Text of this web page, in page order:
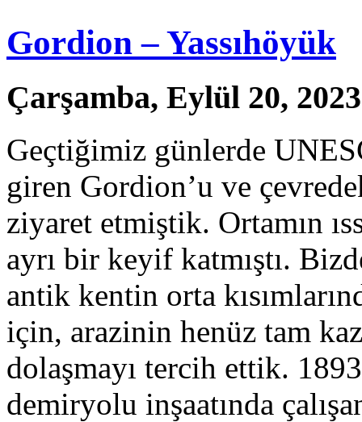
Gordion – Yassıhöyük
Çarşamba, Eylül 20,
Geçtiğimiz günlerde
giren Gordion’u ve
ziyaret etmiştik. Ortamın
ayrı bir keyif katmıştı.
antik kentin orta
için, arazinin henüz tam
dolaşmayı tercih ettik.
demiryolu inşaatında